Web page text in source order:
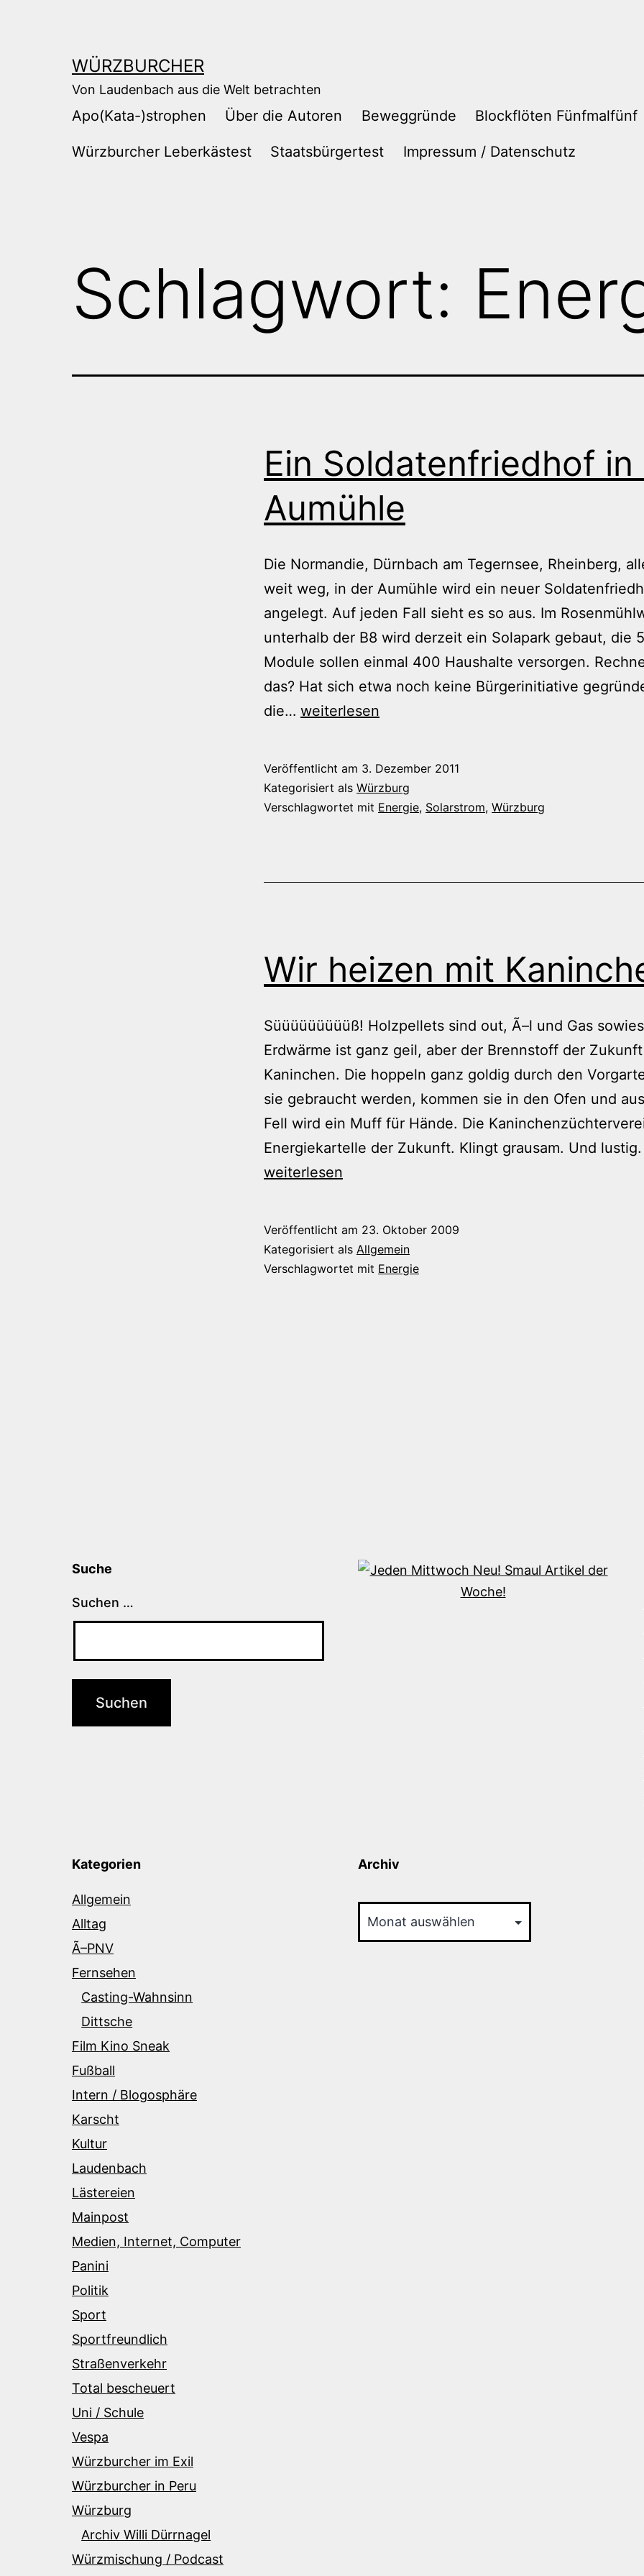
WÜRZBURCHER
Von Laudenbach aus die Welt betrachten
Apo(Kata-)strophen Über die Autoren Beweggründe Blockflöten Fünfmalfünf
Würzburcher Leberkästest Staatsbürgertest Impressum / Datenschutz
Schlagwort:
Ein Soldatenfriedhof in
Aumühle
Die Normandie, Dürnbach am Tegernsee, Rheinberg,
weit weg, in der Aumühle wird ein neuer
angelegt. Auf jeden Fall sieht es so aus. Im
unterhalb der B8 wird derzeit ein Solapark gebaut, die
Module sollen einmal 400 Haushalte versorgen.
das? Hat sich etwa noch keine Bürgerinitiative
die… Ein
der
Aumühle
weiterlesen
Veröffentlicht am 3. Dezember 2011
Kategorisiert als Würzburg
Verschlagwortet mit Energie, Solarstrom, Würzburg
Wir heizen mit
Süüüüüüüüüß! Holzpellets sind out, Ã–l und Gas
Erdwärme ist ganz geil, aber der Brennstoff der
Kaninchen. Die hoppeln ganz goldig durch den
sie gebraucht werden, kommen sie in den Ofen und
Fell wird ein Muff für Hände. Die
Energiekartelle der Zukunft. Klingt grausam. Und
weiterlesen
Veröffentlicht am 23. Oktober 2009
Kategorisiert als Allgemein
Verschlagwortet mit Energie
Suche
Suchen …
Kategorien
Allgemein
Alltag
Ã–PNV
Fernsehen
Casting-Wahnsinn
Dittsche
Film Kino Sneak
Fußball
Intern / Blogosphäre
Karscht
Kultur
Laudenbach
Lästereien
Mainpost
Medien, Internet, Computer
Panini
Politik
Sport
Sportfreundlich
Straßenverkehr
Total bescheuert
Uni / Schule
Vespa
Würzburcher im Exil
Würzburcher in Peru
Würzburg
Archiv Willi Dürrnagel
Würzmischung / Podcast
Archiv